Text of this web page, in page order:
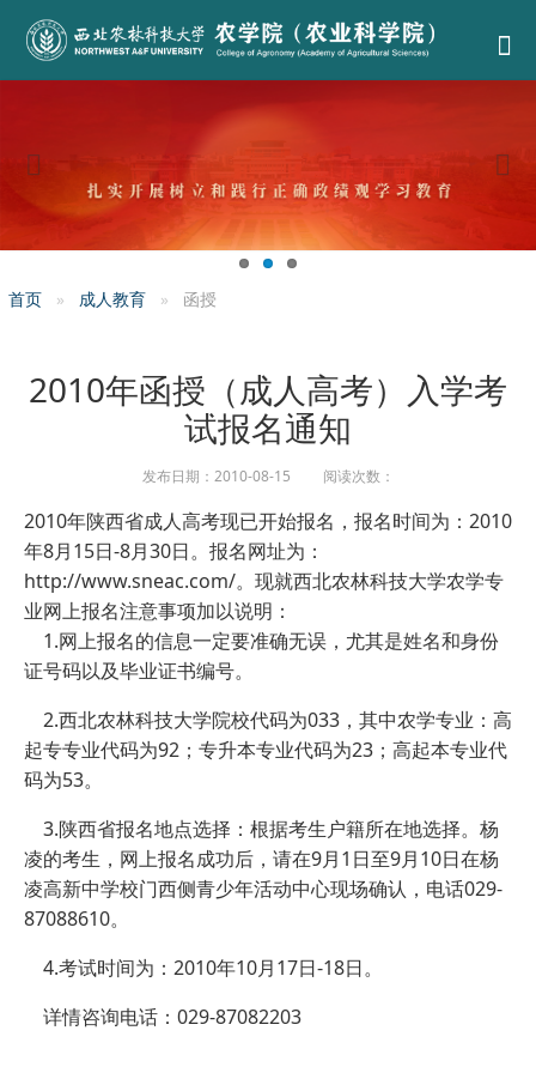
首页 成人教育 函授
2010年函授（成人高考）入学考
试报名通知
发布日期：2010-08-15 阅读次数：
2010年陕西省成人高考现已开始报名，报名时间为：2010
年8月15日-8月30日。报名网址为：
http://www.sneac.com/。现就西北农林科技大学农学专
业网上报名注意事项加以说明：
1.网上报名的信息一定要准确无误，尤其是姓名和身份
证号码以及毕业证书编号。
2.西北农林科技大学院校代码为033，其中农学专业：高
起专专业代码为92；专升本专业代码为23；高起本专业代
码为53。
3.陕西省报名地点选择：根据考生户籍所在地选择。杨
凌的考生，网上报名成功后，请在9月1日至9月10日在杨
凌高新中学校门西侧青少年活动中心现场确认，电话029-
87088610。
4.考试时间为：2010年10月17日-18日。
详情咨询电话：029-87082203